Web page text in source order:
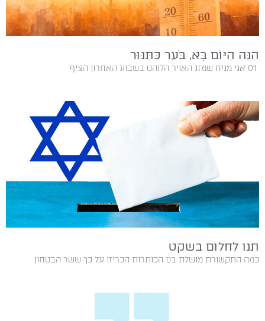
הִנֵּה הַיּוֹם בָּא, בֹּעֵר כַּתַּנּוּר
01‭ ‬ אני‭ ‬מניח‭ ‬שמזג‭ ‬האויר‭ ‬הלוהט‭ ‬בשבוע‭ ‬האחרון‭ ‬הציף‭
תנו לחלום בשקט
כמה התקשורת מושלת בנו הכותרות‭ ‬הכריזו‭ ‬על‭ ‬כך‭ ‬ששר‭ ‬הבטחון‭